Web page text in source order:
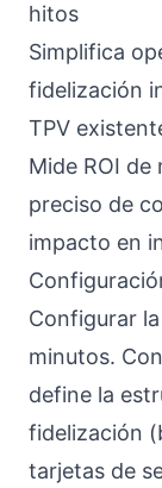
hitos
Simplifica
fidelización
TPV
Mide ROI
preciso de
impacto en
Configurar
minutos.
define la
fidelización
tarjetas de